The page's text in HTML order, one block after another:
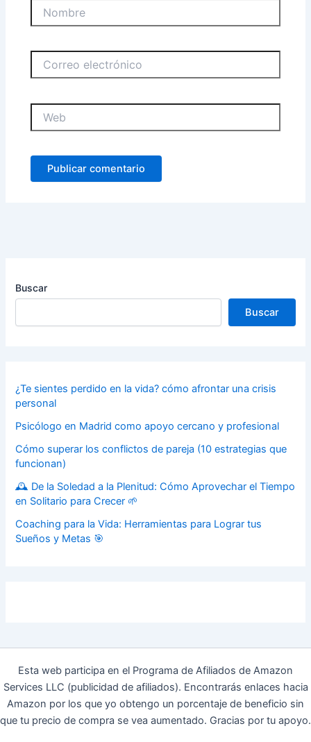
electrónico
Buscar
Buscar
¿Te sientes perdido en la vida? cómo afrontar una crisis
personal
Psicólogo en Madrid como apoyo cercano y profesional
Cómo superar los conflictos de pareja (10 estrategias que
funcionan)
🕰️ De la Soledad a la Plenitud: Cómo Aprovechar el Tiempo
en Solitario para Crecer 🌱
Coaching para la Vida: Herramientas para Lograr tus
Sueños y Metas 🎯
Esta web participa en el Programa de Afiliados de Amazon
Services LLC (publicidad de afiliados). Encontrarás enlaces hacia
Amazon por los que yo obtengo un porcentaje de beneficio sin
que tu precio de compra se vea aumentado. Gracias por tu apoyo.